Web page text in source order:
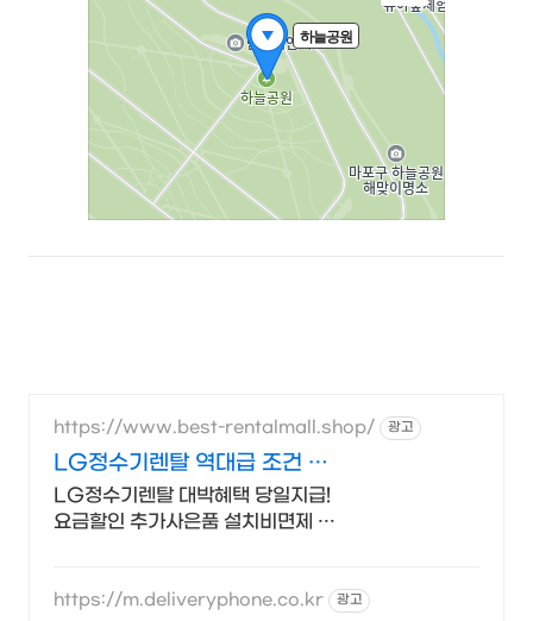
https://www.best-rentalmall.shop/ 광고
LG정수기렌탈 역대급 조건 월
요금 비교
LG정수기렌탈 대박혜택 당일지급!
요금할인 추가사은품 설치비면제 빠
https://m.deliveryphone.co.kr 광고